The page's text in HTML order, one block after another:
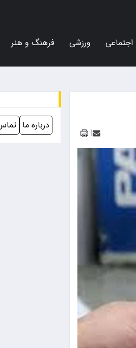
اجتماعی ورزشی فرهنگ و هنر
|
درباره ما